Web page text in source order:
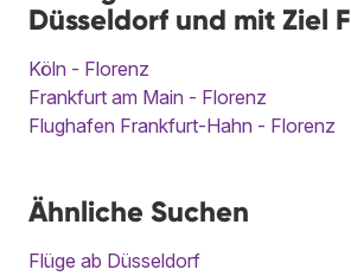
Düsseldorf und mit Ziel
Köln - Florenz
Frankfurt am Main - Florenz
Flughafen Frankfurt-Hahn - Florenz
Ähnliche Suchen
Flüge ab Düsseldorf